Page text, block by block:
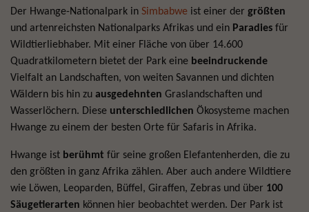
Der Hwange-Nationalpark in Simbabwe ist einer der größten
und artenreichsten Nationalparks Afrikas und ein Paradies für
Wildtierliebhaber. Mit einer Fläche von über 14.600
Quadratkilometern bietet der Park eine beeindruckende
Vielfalt an Landschaften, von weiten Savannen und dichten
Wäldern bis hin zu ausgedehnten Graslandschaften und
Wasserlöchern. Diese unterschiedlichen Ökosysteme machen
Hwange zu einem der besten Orte für Safaris in Afrika.
Hwange ist berühmt für seine großen Elefantenherden, die zu
den größten in ganz Afrika zählen. Aber auch andere Wildtiere
wie Löwen, Leoparden, Büffel, Giraffen, Zebras und über 100
Säugetierarten können hier beobachtet werden. Der Park ist